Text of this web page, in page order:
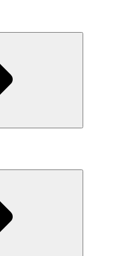
取り組み（日本）
組み（米国/英語）
リー
報
ア利用規約
ポリシー
基づく表示
基づく表示